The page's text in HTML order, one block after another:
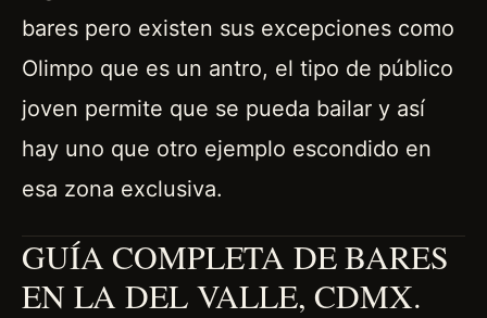
bares pero existen sus excepciones como
Olimpo que es un antro, el tipo de público
joven permite que se pueda bailar y así
hay uno que otro ejemplo escondido en
esa zona exclusiva.
GUÍA COMPLETA DE BARES
EN LA DEL VALLE, CDMX.